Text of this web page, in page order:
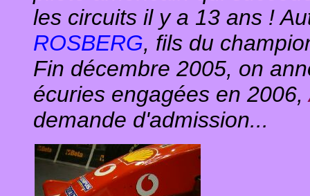
les circuits il y a 13 ans !
ROSBERG, fils du
Fin décembre 2005, on
écuries engagées en 2006,
demande d'admission...